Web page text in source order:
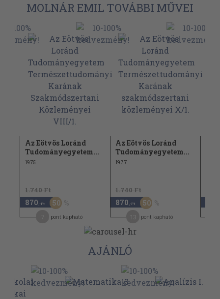
MOLNÁR EMIL TOVÁBBI MŰVEI
Az Eötvös Loránd
Tudományegyetem...
1975
1.740 Ft
870 ,-Ft 50
pont kapható
Az Eötvös Loránd
Tudományegyetem...
1977
1.740 Ft
870 ,-Ft 50
pont kapható
AJÁNLÓ